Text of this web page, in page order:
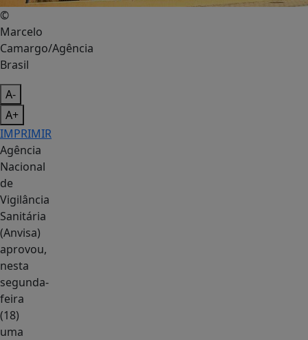
©
Marcelo
Camargo/Agência
Brasil
A-
A+
IMPRIMIR
Agência
Nacional
de
Vigilância
Sanitária
(Anvisa)
aprovou,
nesta
segunda-
feira
(18)
uma